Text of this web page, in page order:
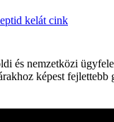
nemzetközi
képest fejlettebb